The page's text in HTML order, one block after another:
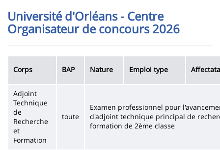
Université d'Orléans - Centre
Organisateur de concours 2026
Corps BAP Nature Emploi type
Adjoint
Technique
de
Recherche
et
Formation
toute
Examen professionnel pour
d'adjoint technique principal de
formation de 2ème classe